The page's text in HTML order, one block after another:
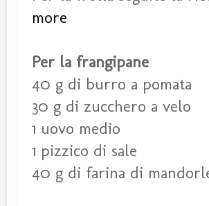
more
Per la frangipane
40 g di burro a pomata
30 g di zucchero a velo
1 uovo medio
1 pizzico di sale
40 g di farina di